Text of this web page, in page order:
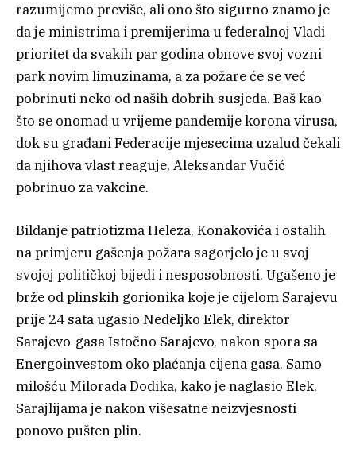
razumijemo previše, ali ono što sigurno znamo je
da je ministrima i premijerima u federalnoj Vladi
prioritet da svakih par godina obnove svoj vozni
park novim limuzinama, a za požare će se već
pobrinuti neko od naših dobrih susjeda. Baš kao
što se onomad u vrijeme pandemije korona virusa,
dok su građani Federacije mjesecima uzalud čekali
da njihova vlast reaguje, Aleksandar Vučić
pobrinuo za vakcine.
Bildanje patriotizma Heleza, Konakovića i ostalih
na primjeru gašenja požara sagorjelo je u svoj
svojoj političkoj bijedi i nesposobnosti. Ugašeno je
brže od plinskih gorionika koje je cijelom Sarajevu
prije 24 sata ugasio Nedeljko Elek, direktor
Sarajevo-gasa Istočno Sarajevo, nakon spora sa
Energoinvestom oko plaćanja cijena gasa. Samo
milošću Milorada Dodika, kako je naglasio Elek,
Sarajlijama je nakon višesatne neizvjesnosti
ponovo pušten plin.